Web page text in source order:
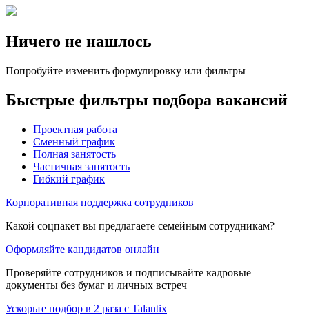
Ничего не нашлось
Попробуйте изменить формулировку или фильтры
Быстрые фильтры подбора вакансий
Проектная работа
Сменный график
Полная занятость
Частичная занятость
Гибкий график
Корпоративная поддержка сотрудников
Какой соцпакет вы предлагаете семейным сотрудникам?
Оформляйте кандидатов онлайн
Проверяйте сотрудников и подписывайте кадровые
документы без бумаг и личных встреч
Ускорьте подбор в 2 раза с Talantix